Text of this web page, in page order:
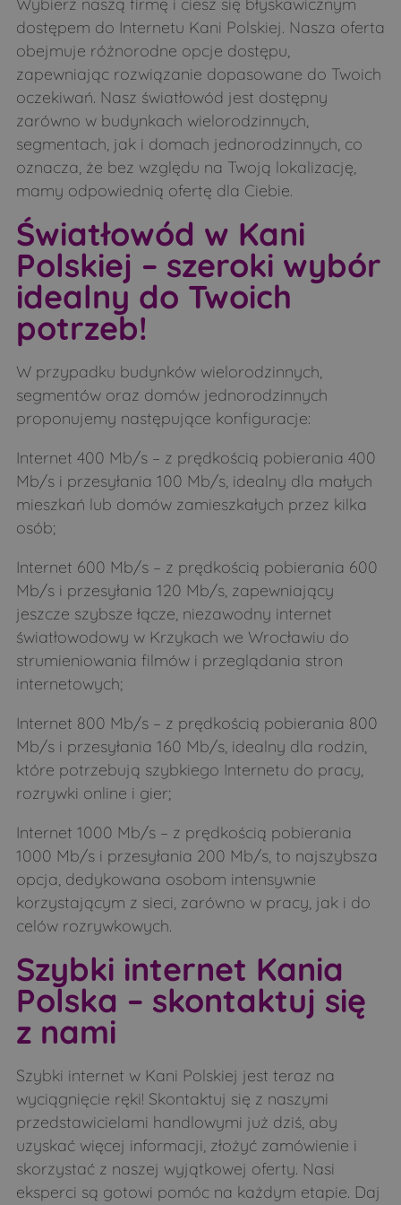
Lubieszcze
Łapcie
Łapy
Łubice
Łubin Kościelny
Łubin Rudołty
Łuczaje
Makarki
Malesze
Mień
Mierzwin Duży
Mierzwin Mały
Mikulicze
Minczewo
Miodusy-Dworaki
Miodusy-Inochy
Miodusy-Pokrzywne
Moczydły-Dubiny
Moczydły-Kukiełki
Morze
Nowe Bagieńskie
Nowoberezowo
Obniże
Obniże
Oleksin
Orla
Osówka
Osówka
Pace
Patoki
Pierzchały
Pietraszki
Podlasie
Pogorzelce
Poletyły
Popławy
Puchacze
Runice
Rybałty
Sady
Samułki Duże
Samułki Małe
Siemichocze
Siemiony
Sieniewice
Śledzianów
Smarklice
Smolugi
Smorczewo
Stare Moczydły
Strabla
Stryki
Świdry
Świrydy
Szczyty-Dzięciołowo
Szczyty-Nowodwory
Szpaki
Teremiski
Tokary
Topczewo
Trzeszczkowo
Twarogi Lackie
dostępem do Internetu Kani Polskiej. Nasza oferta
obejmuje różnorodne opcje dostępu,
zapewniając rozwiązanie dopasowane do Twoich
oczekiwań. Nasz światłowód jest dostępny
zarówno w budynkach wielorodzinnych,
segmentach, jak i domach jednorodzinnych, co
oznacza, że bez względu na Twoją lokalizację,
mamy odpowiednią ofertę dla Ciebie.
Światłowód w Kani
Polskiej – szeroki wybór
idealny do Twoich
potrzeb!
W przypadku budynków wielorodzinnych,
segmentów oraz domów jednorodzinnych
proponujemy następujące konfiguracje:
Internet 400 Mb/s – z prędkością pobierania 400
Mb/s i przesyłania 100 Mb/s, idealny dla małych
mieszkań lub domów zamieszkałych przez kilka
osób;
Internet 600 Mb/s – z prędkością pobierania 600
Mb/s i przesyłania 120 Mb/s, zapewniający
jeszcze szybsze łącze, niezawodny internet
światłowodowy w Krzykach we Wrocławiu do
strumieniowania filmów i przeglądania stron
internetowych;
Internet 800 Mb/s – z prędkością pobierania 800
Mb/s i przesyłania 160 Mb/s, idealny dla rodzin,
które potrzebują szybkiego Internetu do pracy,
rozrywki online i gier;
Internet 1000 Mb/s – z prędkością pobierania
1000 Mb/s i przesyłania 200 Mb/s, to najszybsza
opcja, dedykowana osobom intensywnie
korzystającym z sieci, zarówno w pracy, jak i do
celów rozrywkowych.
Szybki internet Kania
Polska – skontaktuj się
z nami
Szybki internet w Kani Polskiej jest teraz na
wyciągnięcie ręki! Skontaktuj się z naszymi
przedstawicielami handlowymi już dziś, aby
uzyskać więcej informacji, złożyć zamówienie i
skorzystać z naszej wyjątkowej oferty. Nasi
eksperci są gotowi pomóc na każdym etapie. Daj